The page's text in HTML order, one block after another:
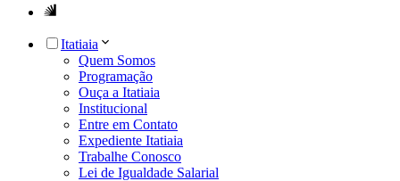
Itatiaia
Quem Somos
Programação
Ouça a Itatiaia
Institucional
Entre em Contato
Expediente Itatiaia
Trabalhe Conosco
Lei de Igualdade Salarial